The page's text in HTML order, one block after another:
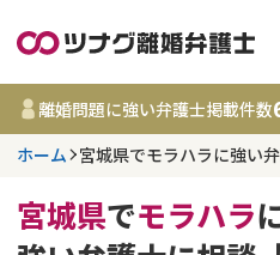
離婚問題に強い弁護士掲載件数
ホーム 宮城県でモラハラに強い
宮城県でモラハラ